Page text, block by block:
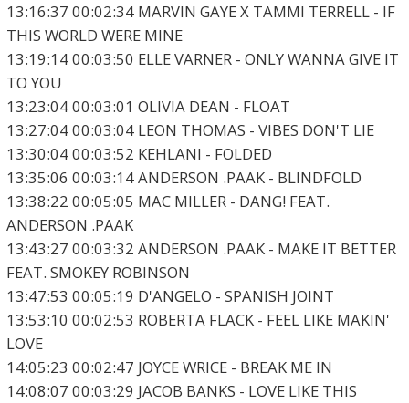
13:16:37 00:02:34 MARVIN GAYE X TAMMI TERRELL - IF
THIS WORLD WERE MINE
13:19:14 00:03:50 ELLE VARNER - ONLY WANNA GIVE IT
TO YOU
13:23:04 00:03:01 OLIVIA DEAN - FLOAT
13:27:04 00:03:04 LEON THOMAS - VIBES DON'T LIE
13:30:04 00:03:52 KEHLANI - FOLDED
13:35:06 00:03:14 ANDERSON .PAAK - BLINDFOLD
13:38:22 00:05:05 MAC MILLER - DANG! FEAT.
ANDERSON .PAAK
13:43:27 00:03:32 ANDERSON .PAAK - MAKE IT BETTER
FEAT. SMOKEY ROBINSON
13:47:53 00:05:19 D'ANGELO - SPANISH JOINT
13:53:10 00:02:53 ROBERTA FLACK - FEEL LIKE MAKIN'
LOVE
14:05:23 00:02:47 JOYCE WRICE - BREAK ME IN
14:08:07 00:03:29 JACOB BANKS - LOVE LIKE THIS